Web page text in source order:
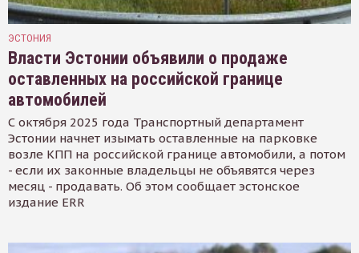
ЭСТОНИЯ
Власти Эстонии объявили о продаже
оставленных на российской границе
автомобилей
С октября 2025 года Транспортный департамент
Эстонии начнет изымать оставленные на парковке
возле КПП на российской границе автомобили, а потом
- если их законные владельцы не объявятся через
месяц - продавать. Об этом сообщает эстонское
издание ERR